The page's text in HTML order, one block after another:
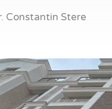
Constantin Stere